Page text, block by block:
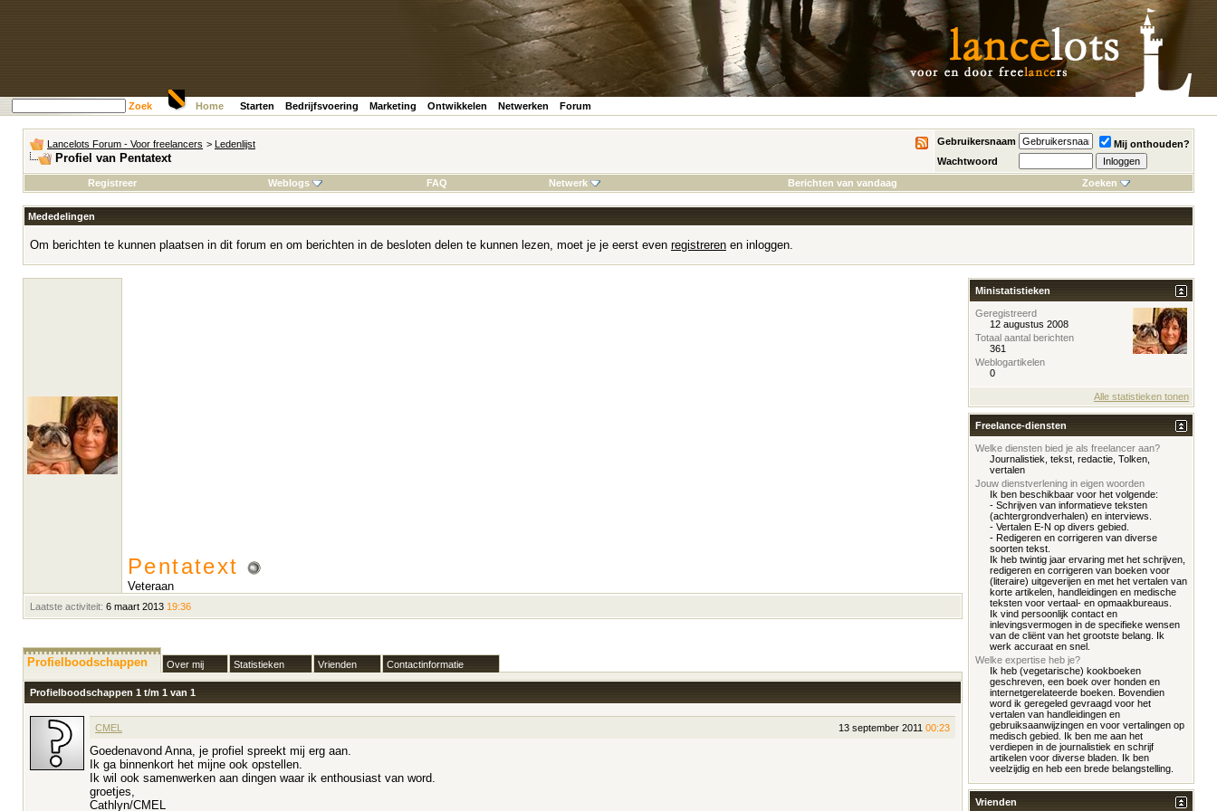
Zoek Home Starten Bedrijfsvoering Marketing Ontwikkelen Netwerken Forum
Lancelots Forum - Voor freelancers > Ledenlijst
Profiel van Pentatext
Gebruikersnaam
Mij onthouden?
Wachtwoord
Registreer
Weblogs FAQ Netwerk Berichten van vandaag Zoeken
Mededelingen
Om berichten te kunnen plaatsen in dit forum en om berichten in de besloten delen te kunnen lezen, moet je je eerst even registreren en inloggen.
Pentatext
Veteraan
Laatste activiteit: 6 maart 2013 19:36
Profielboodschappen Over mij Statistieken Vrienden Contactinformatie
Profielboodschappen 1 t/m 1 van 1
13 september 2011 00:23
CMEL
Goedenavond Anna, je profiel spreekt mij erg aan.
Ik ga binnenkort het mijne ook opstellen.
Ik wil ook samenwerken aan dingen waar ik enthousiast van word.
groetjes,
Cathlyn/CMEL
Ministatistieken
Geregistreerd
12 augustus 2008
Totaal aantal berichten
361
Weblogartikelen
0
Alle statistieken tonen
Freelance-diensten
Welke diensten bied je als freelancer aan?
Journalistiek, tekst, redactie, Tolken,
vertalen
Jouw dienstverlening in eigen woorden
Ik ben beschikbaar voor het volgende:
- Schrijven van informatieve teksten
(achtergrondverhalen) en interviews.
- Vertalen E-N op divers gebied.
- Redigeren en corrigeren van diverse
soorten tekst.
Ik heb twintig jaar ervaring met het schrijven,
redigeren en corrigeren van boeken voor
(literaire) uitgeverijen en met het vertalen van
korte artikelen, handleidingen en medische
teksten voor vertaal- en opmaakbureaus.
Ik vind persoonlijk contact en
inlevingsvermogen in de specifieke wensen
van de cliënt van het grootste belang. Ik
werk accuraat en snel.
Welke expertise heb je?
Ik heb (vegetarische) kookboeken
geschreven, een boek over honden en
internetgerelateerde boeken. Bovendien
word ik geregeled gevraagd voor het
vertalen van handleidingen en
gebruiksaanwijzingen en voor vertalingen op
medisch gebied. Ik ben me aan het
verdiepen in de journalistiek en schrijf
artikelen voor diverse bladen. Ik ben
veelzijdig en heb een brede belangstelling.
Vrienden